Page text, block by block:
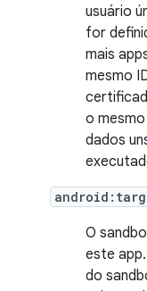
usuário
for
mais
mesmo
o
dados
O
este
do